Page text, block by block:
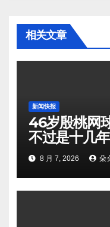
相关文章
新闻快报
46岁殷桃网
不过是十几
8 月 7, 2026 朵